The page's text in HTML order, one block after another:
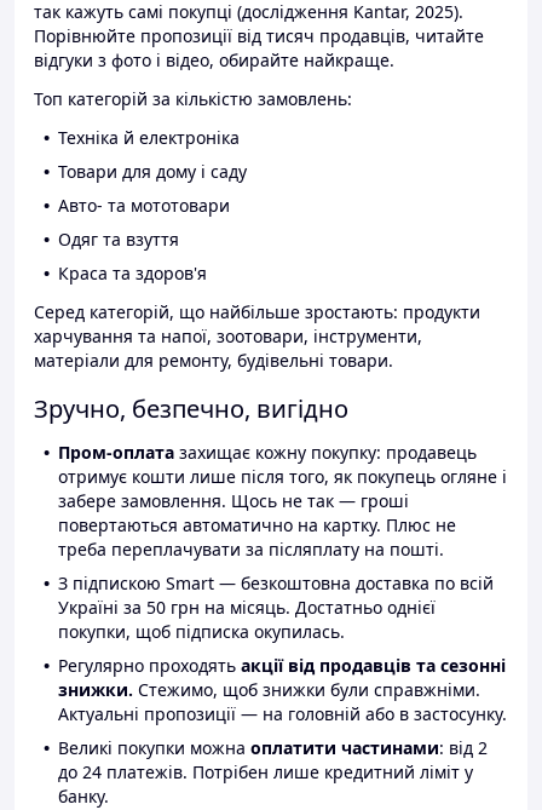
так кажуть самі покупці (дослідження Kantar, 2025).
Порівнюйте пропозиції від тисяч продавців, читайте
відгуки з фото і відео, обирайте найкраще.
Топ категорій за кількістю замовлень:
Техніка й електроніка
Товари для дому і саду
Авто- та мототовари
Одяг та взуття
Краса та здоров'я
Серед категорій, що найбільше зростають: продукти
харчування та напої, зоотовари, інструменти,
матеріали для ремонту, будівельні товари.
Зручно, безпечно, вигідно
Пром-оплата захищає кожну покупку: продавець
отримує кошти лише після того, як покупець огляне і
забере замовлення. Щось не так — гроші
повертаються автоматично на картку. Плюс не
треба переплачувати за післяплату на пошті.
З підпискою Smart — безкоштовна доставка по всій
Україні за 50 грн на місяць. Достатньо однієї
покупки, щоб підписка окупилась.
Регулярно проходять акції від продавців та сезонні
знижки. Стежимо, щоб знижки були справжніми.
Актуальні пропозиції — на головній або в застосунку.
Великі покупки можна оплатити частинами: від 2
до 24 платежів. Потрібен лише кредитний ліміт у
банку.